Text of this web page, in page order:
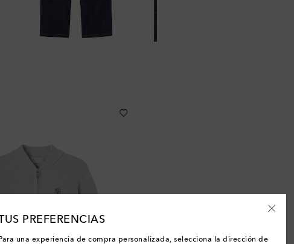
PREFERENCIAS
Para una experiencia de compra personalizada, selecciona la dirección de